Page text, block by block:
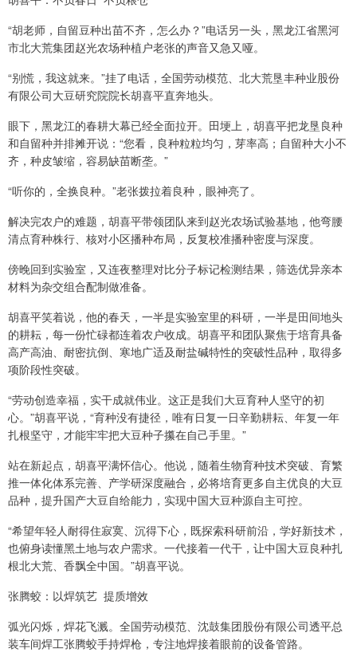
“胡老师，自留豆种出苗不齐，怎么办？”电话另一头，黑龙江省黑河
市北大荒集团赵光农场种植户老张的声音又急又哑。
“别慌，我这就来。”挂了电话，全国劳动模范、北大荒垦丰种业股份
有限公司大豆研究院院长胡喜平直奔地头。
眼下，黑龙江的春耕大幕已经全面拉开。田埂上，胡喜平把龙垦良种
和自留种并排摊开说：“您看，良种粒粒均匀，芽率高；自留种大小不
齐，种皮皱缩，容易缺苗断垄。”
“听你的，全换良种。”老张拨拉着良种，眼神亮了。
解决完农户的难题，胡喜平带领团队来到赵光农场试验基地，他弯腰
清点育种株行、核对小区播种布局，反复校准播种密度与深度。
傍晚回到实验室，又连夜整理对比分子标记检测结果，筛选优异亲本
材料为杂交组合配制做准备。
胡喜平笑着说，他的春天，一半是实验室里的科研，一半是田间地头
的耕耘，每一份忙碌都连着农户收成。胡喜平和团队聚焦于培育具备
高产高油、耐密抗倒、寒地广适及耐盐碱特性的突破性品种，取得多
项阶段性突破。
“劳动创造幸福，实干成就伟业。这正是我们大豆育种人坚守的初
心。”胡喜平说，“育种没有捷径，唯有日复一日辛勤耕耘、年复一年
扎根坚守，才能牢牢把大豆种子攥在自己手里。”
站在新起点，胡喜平满怀信心。他说，随着生物育种技术突破、育繁
推一体化体系完善、产学研深度融合，必将培育更多自主优良的大豆
品种，提升国产大豆自给能力，实现中国大豆种源自主可控。
“希望年轻人耐得住寂寞、沉得下心，既探索科研前沿，学好新技术，
也俯身读懂黑土地与农户需求。一代接着一代干，让中国大豆良种扎
根北大荒、香飘全中国。”胡喜平说。
张腾蛟：以焊筑艺 提质增效
弧光闪烁，焊花飞溅。全国劳动模范、沈鼓集团股份有限公司透平总
装车间焊工张腾蛟手持焊枪，专注地焊接着眼前的设备管路。